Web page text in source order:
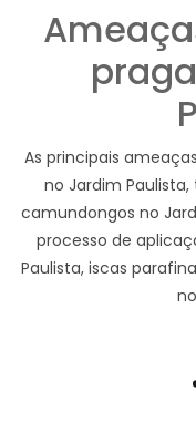
As principais
no Jardim
camundongos no
processo de
Paulista, iscas